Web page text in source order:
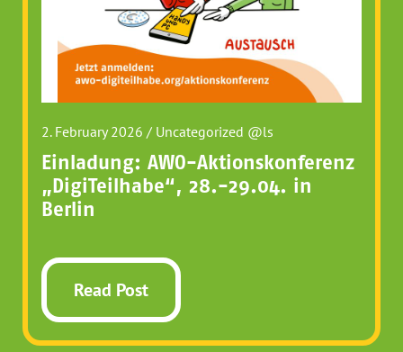
2. February 2026 / Uncategorized @ls
Einladung: AWO-Aktionskonferenz
„DigiTeilhabe“, 28.-29.04. in
Berlin
Read Post